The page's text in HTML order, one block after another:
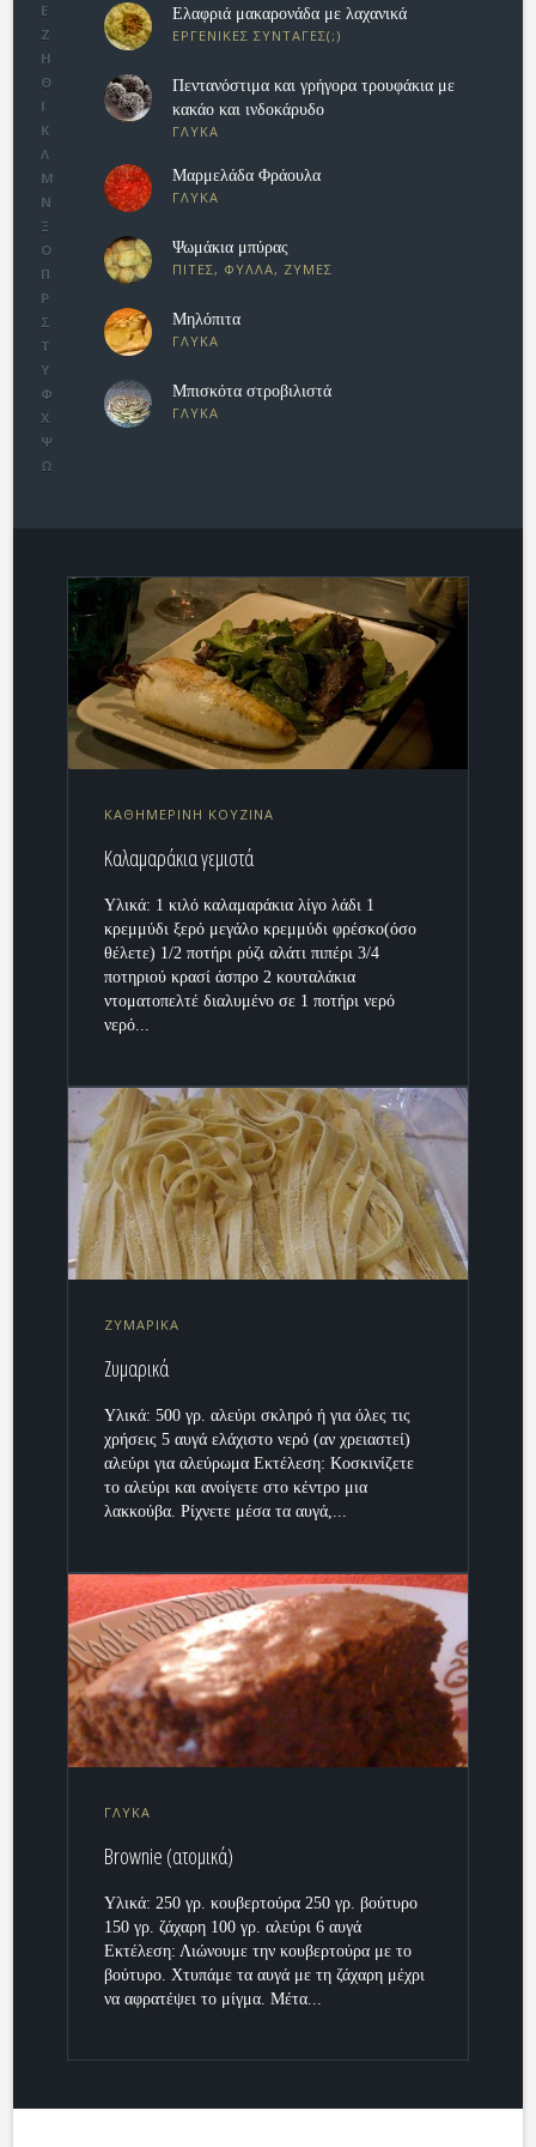
Ε
Ζ
Η
Θ
Ι
Κ
Λ
Μ
Ν
Ξ
Ο
Π
Ρ
Σ
Τ
Υ
Φ
Χ
Ψ
Ω
Eλαφριά μακαρονάδα με λαχανικά
ΕΡΓΕΝΙΚΕΣ ΣΥΝΤΑΓΕΣ(;)
Πεντανόστιμα και γρήγορα τρουφάκια με
κακάο και ινδοκάρυδο
ΓΛΥΚΑ
Μαρμελάδα Φράουλα
ΓΛΥΚΑ
Ψωμάκια μπύρας
ΠΙΤΕΣ, ΦΥΛΛΑ, ΖΥΜΕΣ
Μηλόπιτα
ΓΛΥΚΑ
Μπισκότα στροβιλιστά
ΓΛΥΚΑ
ΚΑΘΗΜΕΡΙΝΗ ΚΟΥΖΙΝΑ
Καλαμαράκια γεμιστά
Υλικά: 1 κιλό καλαμαράκια λίγο λάδι 1
κρεμμύδι ξερό μεγάλο κρεμμύδι φρέσκο(όσο
θέλετε) 1/2 ποτήρι ρύζι αλάτι πιπέρι 3/4
ποτηριού κρασί άσπρο 2 κουταλάκια
ντοματοπελτέ διαλυμένο σε 1 ποτήρι νερό
νερό...
ΖΥΜΑΡΙΚΑ
Ζυμαρικά
Υλικά: 500 γρ. αλεύρι σκληρό ή για όλες τις
χρήσεις 5 αυγά ελάχιστο νερό (αν χρειαστεί)
αλεύρι για αλεύρωμα Εκτέλεση: Κοσκινίζετε
το αλεύρι και ανοίγετε στο κέντρο μια
λακκούβα. Ρίχνετε μέσα τα αυγά,...
ΓΛΥΚΑ
Brownie (ατομικά)
Υλικά: 250 γρ. κουβερτούρα 250 γρ. βούτυρο
150 γρ. ζάχαρη 100 γρ. αλεύρι 6 αυγά
Εκτέλεση: Λιώνουμε την κουβερτούρα με το
βούτυρο. Χτυπάμε τα αυγά με τη ζάχαρη μέχρι
να αφρατέψει το μίγμα. Μέτα...